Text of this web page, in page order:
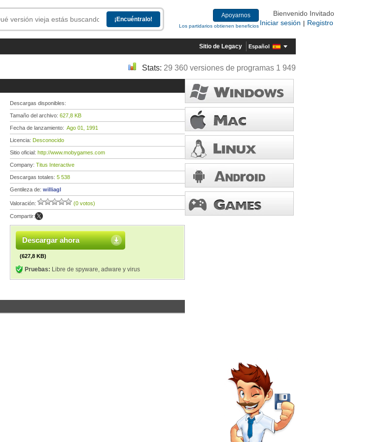
Apoyarnos
Los partidarios obtienen beneficios
Bienvenido Invitado
Iniciar sesión
Registro
Sitio de Legacy Español
Stats: 29 360 versiones de programas 1 949
Descargas disponibles:
Tamaño del archivo: 627,8 KB
Fecha de lanzamiento: Ago 01, 1991
Licencia: Desconocido
Sitio oficial: http://www.mobygames.com
Company: Titus Interactive
Descargas totales: 5 538
Gentileza de: williagl
Valoración: (0 votos)
Compartir:
Descargar ahora
(627,8 KB)
Pruebas: Libre de spyware, adware y virus